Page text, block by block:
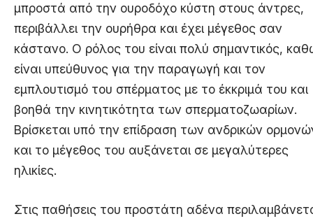
μπροστά από την ουροδόχο κύστη στους άντρες,
περιβάλλει την ουρήθρα και έχει μέγεθος σαν
κάστανο. Ο ρόλος του είναι πολύ σημαντικός,
είναι υπεύθυνος για την παραγωγή και τον
εμπλουτισμό του σπέρματος με το έκκριμά του και
βοηθά την κινητικότητα των σπερματοζωαρίων.
Βρίσκεται υπό την επίδραση των ανδρικών
και το μέγεθος του αυξάνεται σε μεγαλύτερες
ηλικίες.
Στις παθήσεις του προστάτη αδένα